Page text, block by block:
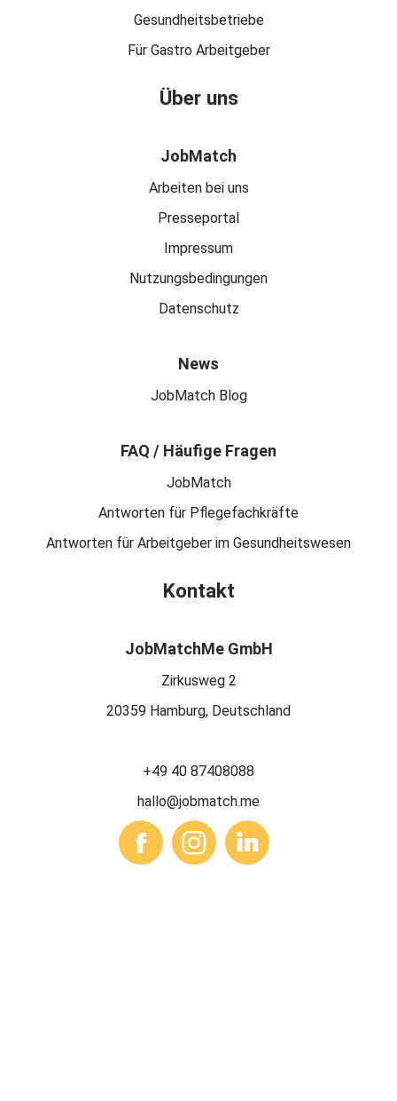
Gesundheitsbetriebe
Für Gastro Arbeitgeber
Über uns
JobMatch
Arbeiten bei uns
Presseportal
Impressum
Nutzungsbedingungen
Datenschutz
News
JobMatch Blog
FAQ / Häufige Fragen
JobMatch
Antworten für Pflegefachkräfte
Antworten für Arbeitgeber im Gesundheitswesen
Kontakt
JobMatchMe GmbH
Zirkusweg 2
20359 Hamburg, Deutschland
+49 40 87408088
hallo@jobmatch.me